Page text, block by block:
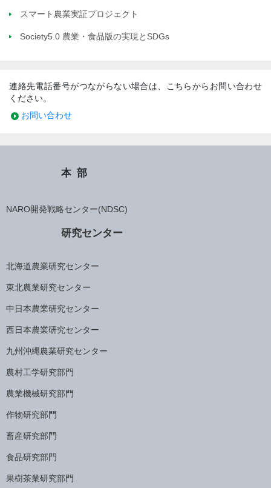
スマート農業実証プロジェクト
Society5.0 農業・食品版の実現とSDGs
連絡先電話番号がつながらない場合は、こちらからお問い合わせ
ください。
お問い合わせ
本部
NARO開発戦略センター(NDSC)
研究センター
北海道農業研究センター
東北農業研究センター
中日本農業研究センター
西日本農業研究センター
九州沖縄農業研究センター
農村工学研究部門
農業機械研究部門
作物研究部門
畜産研究部門
食品研究部門
果樹茶業研究部門